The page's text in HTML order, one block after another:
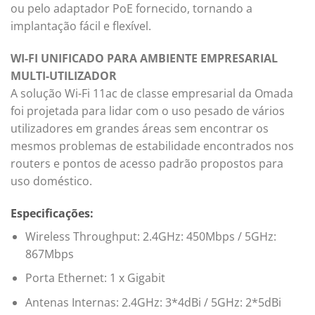
ou pelo adaptador PoE fornecido, tornando a
implantação fácil e flexível.
WI-FI UNIFICADO PARA AMBIENTE EMPRESARIAL
MULTI-UTILIZADOR
A solução Wi-Fi 11ac de classe empresarial da Omada
foi projetada para lidar com o uso pesado de vários
utilizadores em grandes áreas sem encontrar os
mesmos problemas de estabilidade encontrados nos
routers e pontos de acesso padrão propostos para
uso doméstico.
Especificações:
Wireless Throughput: 2.4GHz: 450Mbps / 5GHz:
867Mbps
Porta Ethernet: 1 x Gigabit
Antenas Internas: 2.4GHz: 3*4dBi / 5GHz: 2*5dBi